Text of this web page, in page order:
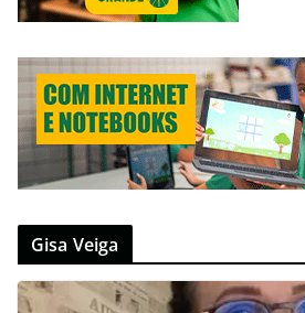
Gisa Veiga